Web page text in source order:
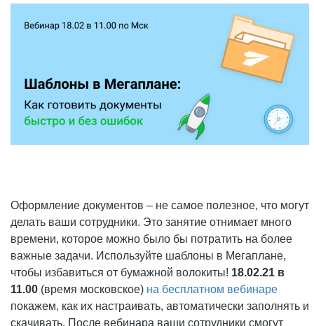
Оформление документов – не самое полезное, что могут
делать ваши сотрудники. Это занятие отнимает много
времени, которое можно было бы потратить на более
важные задачи. Используйте шаблоны в Мегаплане,
чтобы избавиться от бумажной волокиты! 18.02.21 в
11.00 (время московское) на бесплатном вебинаре
покажем, как их настраивать, автоматически заполнять и
скачивать. После вебинара ваши сотрудники смогут